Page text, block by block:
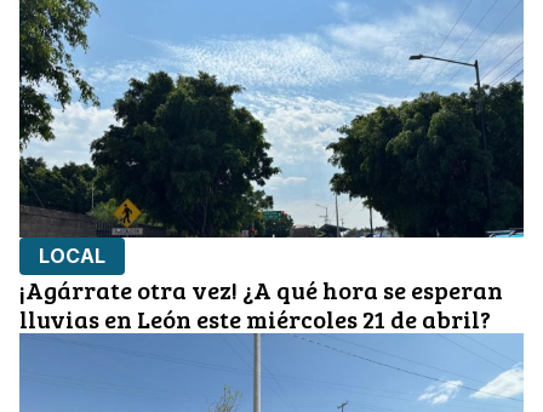
LOCAL
¡Agárrate otra vez! ¿A qué hora se esperan
lluvias en León este miércoles 21 de abril?